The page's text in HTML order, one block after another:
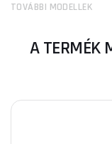
TOVÁBBI MODELLEK
A TERMÉK